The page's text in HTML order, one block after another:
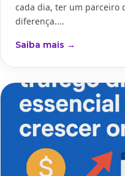
cada dia, ter um parceiro
diferença....
Saiba mais →